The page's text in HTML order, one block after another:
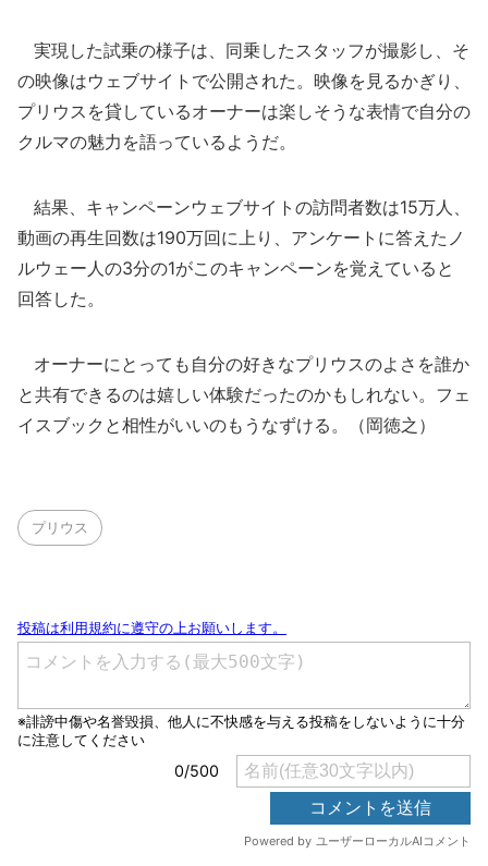
実現した試乗の様子は、同乗したスタッフが撮影し、そ
の映像はウェブサイトで公開された。映像を見るかぎり、
プリウスを貸しているオーナーは楽しそうな表情で自分の
クルマの魅力を語っているようだ。
結果、キャンペーンウェブサイトの訪問者数は15万人、
動画の再生回数は190万回に上り、アンケートに答えたノ
ルウェー人の3分の1がこのキャンペーンを覚えていると
回答した。
オーナーにとっても自分の好きなプリウスのよさを誰か
と共有できるのは嬉しい体験だったのかもしれない。フェ
イスブックと相性がいいのもうなずける。（岡徳之）
プリウス